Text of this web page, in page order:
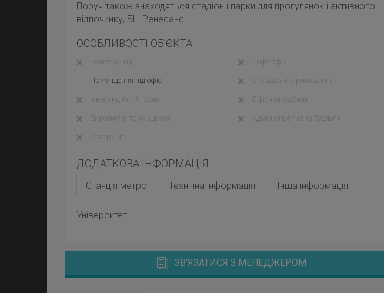
Поруч також знаходяться стадіон і парки для прогулянок і активного
відпочинку, БЦ Ренесанс.
ОСОБЛИВОСТІ ОБ’ЄКТА
Бізнес центр Лофт офіс
Приміщення під офіс Складське приміщення
Інвестиційний проект Офісний особняк
Виробниче приміщення Адміністративна будівля
Коворкінг
ДОДАТКОВА ІНФОРМАЦІЯ
Станція метро Технічна інформація Інша інформація
Університет
ЗВ'ЯЗАТИСЯ З МЕНЕДЖЕРОМ